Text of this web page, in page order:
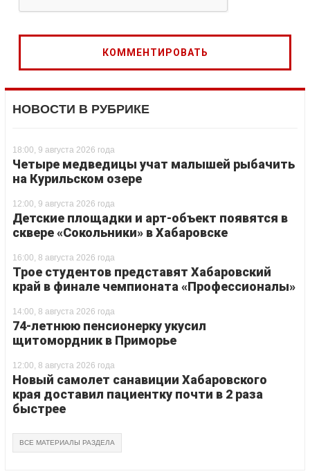
НОВОСТИ В РУБРИКЕ
18:00, 9 августа 2026 года
Четыре медведицы учат малышей рыбачить
на Курильском озере
12:00, 9 августа 2026 года
Детские площадки и арт-объект появятся в
сквере «Сокольники» в Хабаровске
16:00, 8 августа 2026 года
Трое студентов представят Хабаровский
край в финале чемпионата «Профессионалы»
14:00, 8 августа 2026 года
74-летнюю пенсионерку укусил
щитомордник в Приморье
12:00, 8 августа 2026 года
Новый самолет санавиции Хабаровского
края доставил пациентку почти в 2 раза
быстрее
ВСЕ МАТЕРИАЛЫ РАЗДЕЛА